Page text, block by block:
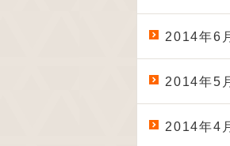
2014年6
2014年5
2014年4